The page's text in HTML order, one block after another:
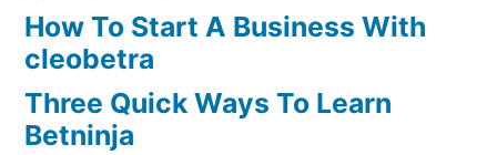
How To Start A Business With
cleobetra
Three Quick Ways To Learn
Betninja